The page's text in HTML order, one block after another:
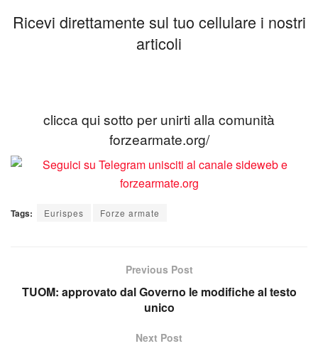
Ricevi direttamente sul tuo cellulare i nostri
articoli
clicca qui sotto per unirti alla comunità
forzearmate.org/
Tags: Eurispes Forze armate
Previous Post
TUOM: approvato dal Governo le modifiche al testo
unico
Next Post